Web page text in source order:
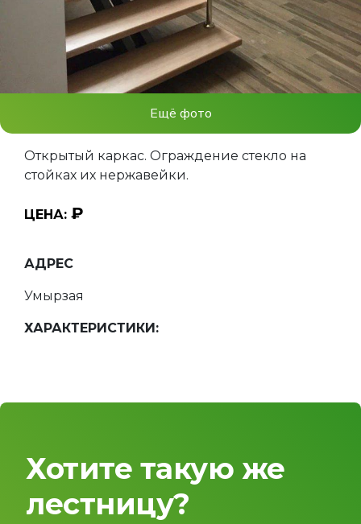
Ещё фото
Открытый каркас. Ограждение стекло на
стойках их нержавейки.
ЦЕНА: ₽
АДРЕС
Умырзая
ХАРАКТЕРИСТИКИ:
Хотите такую же
лестницу?